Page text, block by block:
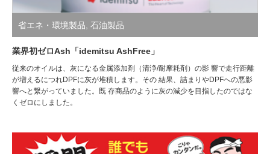
省エネ・環境製品 石油製品
業界初ゼロAsh「idemitsu AshFree」
従来のオイルは、灰になる金属添加剤（清浄/耐摩耗剤）の影 響で走行距離
が増えるにつれDPFに灰が堆積します。その 結果、詰まりやDPFへの悪影
響へと繋がっていました。既 存商品のように灰の減少を目指したのではな
くゼロにしました。